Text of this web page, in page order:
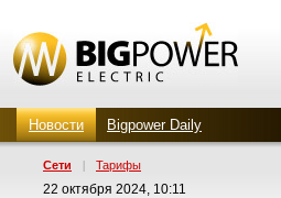
Новости Bigpower Daily
Сети | Тарифы
22 октября 2024, 10:11